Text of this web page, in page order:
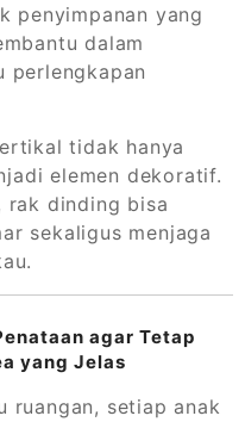
penyimpanan yang
dalam
perlengkapan
tidak hanya
elemen dekoratif.
rak dinding bisa
sekaligus menjaga
agar Tetap
yang Jelas
ruangan, setiap anak